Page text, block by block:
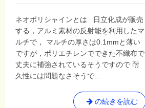
ネオポリシャインとは 日立化成が販売
する，アルミ素材の反射能を利用したマ
ルチで， マルチの厚さは0.1mmと薄い
ですが，ポリエチレンでできた不織布で
丈夫に補強されているそうですので 耐
久性には問題なさそうで…
果
の続きを読む